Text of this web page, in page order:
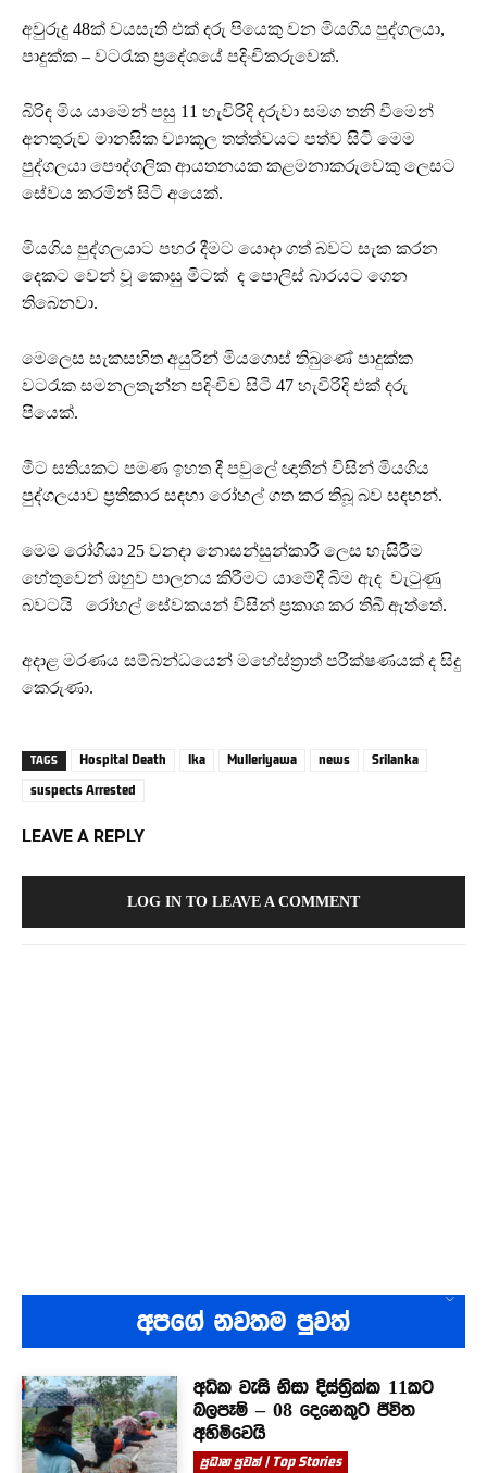
අවුරුදු 48ක් වයසැති එක් දරු පියෙකු වන මියගිය පුද්ගලයා,
පාදුක්ක – වටරැක ප්‍රදේශයේ පදිංචිකරුවෙක්.
බිරිඳ මිය යාමෙන් පසු 11 හැවිරිදි දරුවා සමග තනි වීමෙන්
අනතුරුව මානසික ව්‍යාකූල තත්ත්වයට පත්ව සිටි මෙම
පුද්ගලයා පෞද්ගලික ආයතනයක කළමනාකරුවෙකු ලෙසට
සේවය කරමින් සිටි අයෙක්.
මියගිය පුද්ගලයාට පහර දීමට යොදා ගත් බවට සැක කරන
දෙකට වෙන් වූ කොසු මිටක් ද පොලිස් බාරයට ගෙන
තිබෙනවා.
මෙලෙස සැකසහිත අයුරින් මියගොස් තිබුණේ පාදුක්ක
වටරැක සමනලතැන්න පදිංචිව සිටි 47 හැවිරිදි එක් දරු
පියෙක්.
මීට සතියකට පමණ ඉහත දී පවුලේ ඥාතීන් විසින් මියගිය
පුද්ගලයාව ප්‍රතිකාර සඳහා රෝහල් ගත කර තිබූ බව සඳහන්.
මෙම රෝගියා 25 වනදා නොසන්සුන්කාරී ලෙස හැසිරීම
හේතුවෙන් ඔහුව පාලනය කිරීමට යාමේදී බිම ඇද වැටුණු
බවටයි රෝහල් සේවකයන් විසින් ප්‍රකාශ කර තිබී ඇත්තේ.
අදාළ මරණය සම්බන්ධයෙන් මහේස්ත්‍රාත් පරීක්ෂණයක් ද සිදු
කෙරුණා.
TAGS Hospital Death lka Mulleriyawa news
Srilanka
suspects Arrested
LEAVE A REPLY
LOG IN TO LEAVE A COMMENT
අපගේ නවතම පුවත්
අධික වැසි නිසා දිස්ත්‍රික්ක 11කට
බලපෑම් – 08 දෙනෙකුට ජීවිත
අහිමිවෙයි
ප්‍රධාන පුවත් | Top Stories